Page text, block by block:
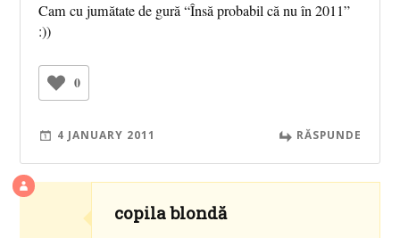
Cam cu jumătate de gură “Însă probabil că nu în 2011”
:))
0
4 JANUARY 2011 RĂSPUNDE
copila blondă